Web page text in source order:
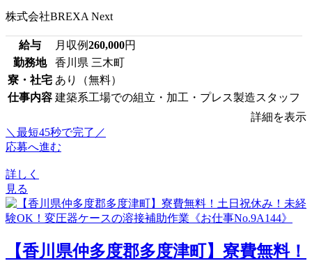
株式会社BREXA Next
給与 月収例260,000円
勤務地
香川県 三木町
寮・社宅 あり（無料）
仕事内容 建築系工場での組立・加工・プレス製造スタッフ
詳細を表示
＼最短45秒で完了／
応募へ進む
詳しく
見る
【香川県仲多度郡多度津町】寮費無料！